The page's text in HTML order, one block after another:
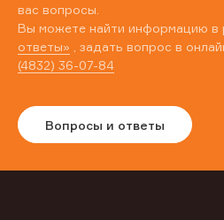
вас вопросы.
Вы можете найти информацию в
ответы» , задать вопрос в
(4832) 36-07-84
Вопросы и ответы